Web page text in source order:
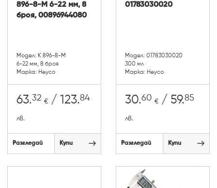
896-8-M 6-22 мм, 8
броя, 00896944080
Модел: K 896-8-M
6-22 мм, 8 броя
Марка: Heyco
63.32 € / 123.84
лв.
Разгледай Купи
01783030020
Модел: 01783030020
300 мл
Марка: Heyco
30.60 € / 59.85
лв.
Разгледай Купи